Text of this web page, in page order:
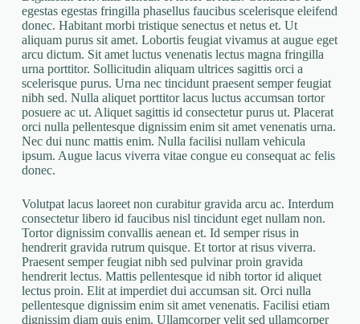
egestas egestas fringilla phasellus faucibus scelerisque eleifend
donec. Habitant morbi tristique senectus et netus et. Ut
aliquam purus sit amet. Lobortis feugiat vivamus at augue eget
arcu dictum. Sit amet luctus venenatis lectus magna fringilla
urna porttitor. Sollicitudin aliquam ultrices sagittis orci a
scelerisque purus. Urna nec tincidunt praesent semper feugiat
nibh sed. Nulla aliquet porttitor lacus luctus accumsan tortor
posuere ac ut. Aliquet sagittis id consectetur purus ut. Placerat
orci nulla pellentesque dignissim enim sit amet venenatis urna.
Nec dui nunc mattis enim. Nulla facilisi nullam vehicula
ipsum. Augue lacus viverra vitae congue eu consequat ac felis
donec.
Volutpat lacus laoreet non curabitur gravida arcu ac. Interdum
consectetur libero id faucibus nisl tincidunt eget nullam non.
Tortor dignissim convallis aenean et. Id semper risus in
hendrerit gravida rutrum quisque. Et tortor at risus viverra.
Praesent semper feugiat nibh sed pulvinar proin gravida
hendrerit lectus. Mattis pellentesque id nibh tortor id aliquet
lectus proin. Elit at imperdiet dui accumsan sit. Orci nulla
pellentesque dignissim enim sit amet venenatis. Facilisi etiam
dignissim diam quis enim. Ullamcorper velit sed ullamcorper